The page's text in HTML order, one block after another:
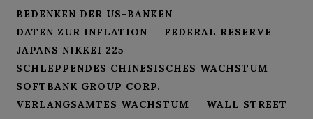
BEDENKEN DER US-BANKEN
DATEN ZUR INFLATION
FEDERAL RESERVE
JAPANS NIKKEI 225
SCHLEPPENDES CHINESISCHES WACHSTUM
SOFTBANK GROUP CORP.
VERLANGSAMTES WACHSTUM
WALL STREET